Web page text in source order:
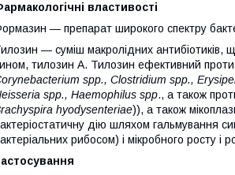
властивості
— препарат широкого спектру
— суміш макролідних
тилозин А. Тилозин ефективний проти
spp., Clostridium spp.,
spp., Haemophilus spp., а також
hyodysenteriae)), а також
дію шляхом гальмування
рибосом) і мікробного росту і